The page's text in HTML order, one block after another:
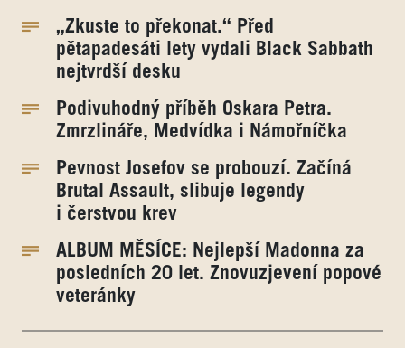
„Zkuste to překonat.“ Před
pětapadesáti lety vydali Black Sabbath
nejtvrdší desku
Podivuhodný příběh Oskara Petra.
Zmrzlináře, Medvídka i Námořníčka
Pevnost Josefov se probouzí. Začíná
Brutal Assault, slibuje legendy
i čerstvou krev
ALBUM MĚSÍCE: Nejlepší Madonna za
posledních 20 let. Znovuzjevení popové
veteránky